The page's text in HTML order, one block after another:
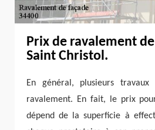
Prix de ravalement
Saint Christol.
En général, plusieurs
ravalement. En fait, le prix
dépend de la superficie à